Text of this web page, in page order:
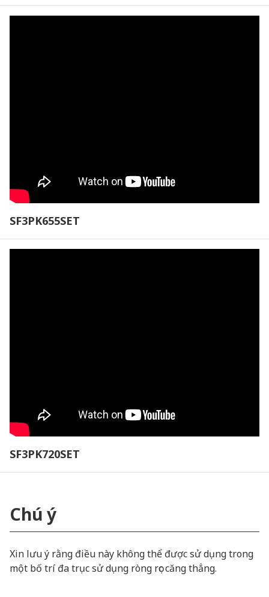
SF3PK655SET
SF3PK720SET
Chú ý
Xin lưu ý rằng điều này không thể được sử dụng trong
một bố trí đa trục sử dụng ròng rọc căng thẳng.